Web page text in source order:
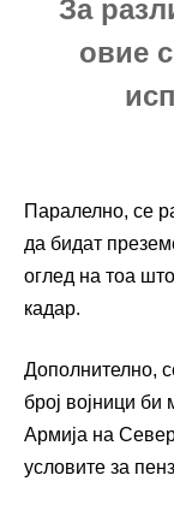
За
овие
Паралелно, се
да бидат
оглед на тоа
кадар.
Дополнително,
број војници
Армија на
условите за